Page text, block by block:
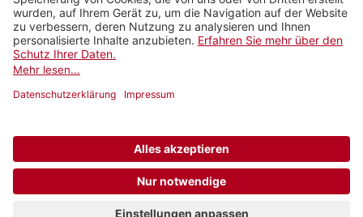
Impressum
Rechtliches
Netiquette
Newsletter abonnieren